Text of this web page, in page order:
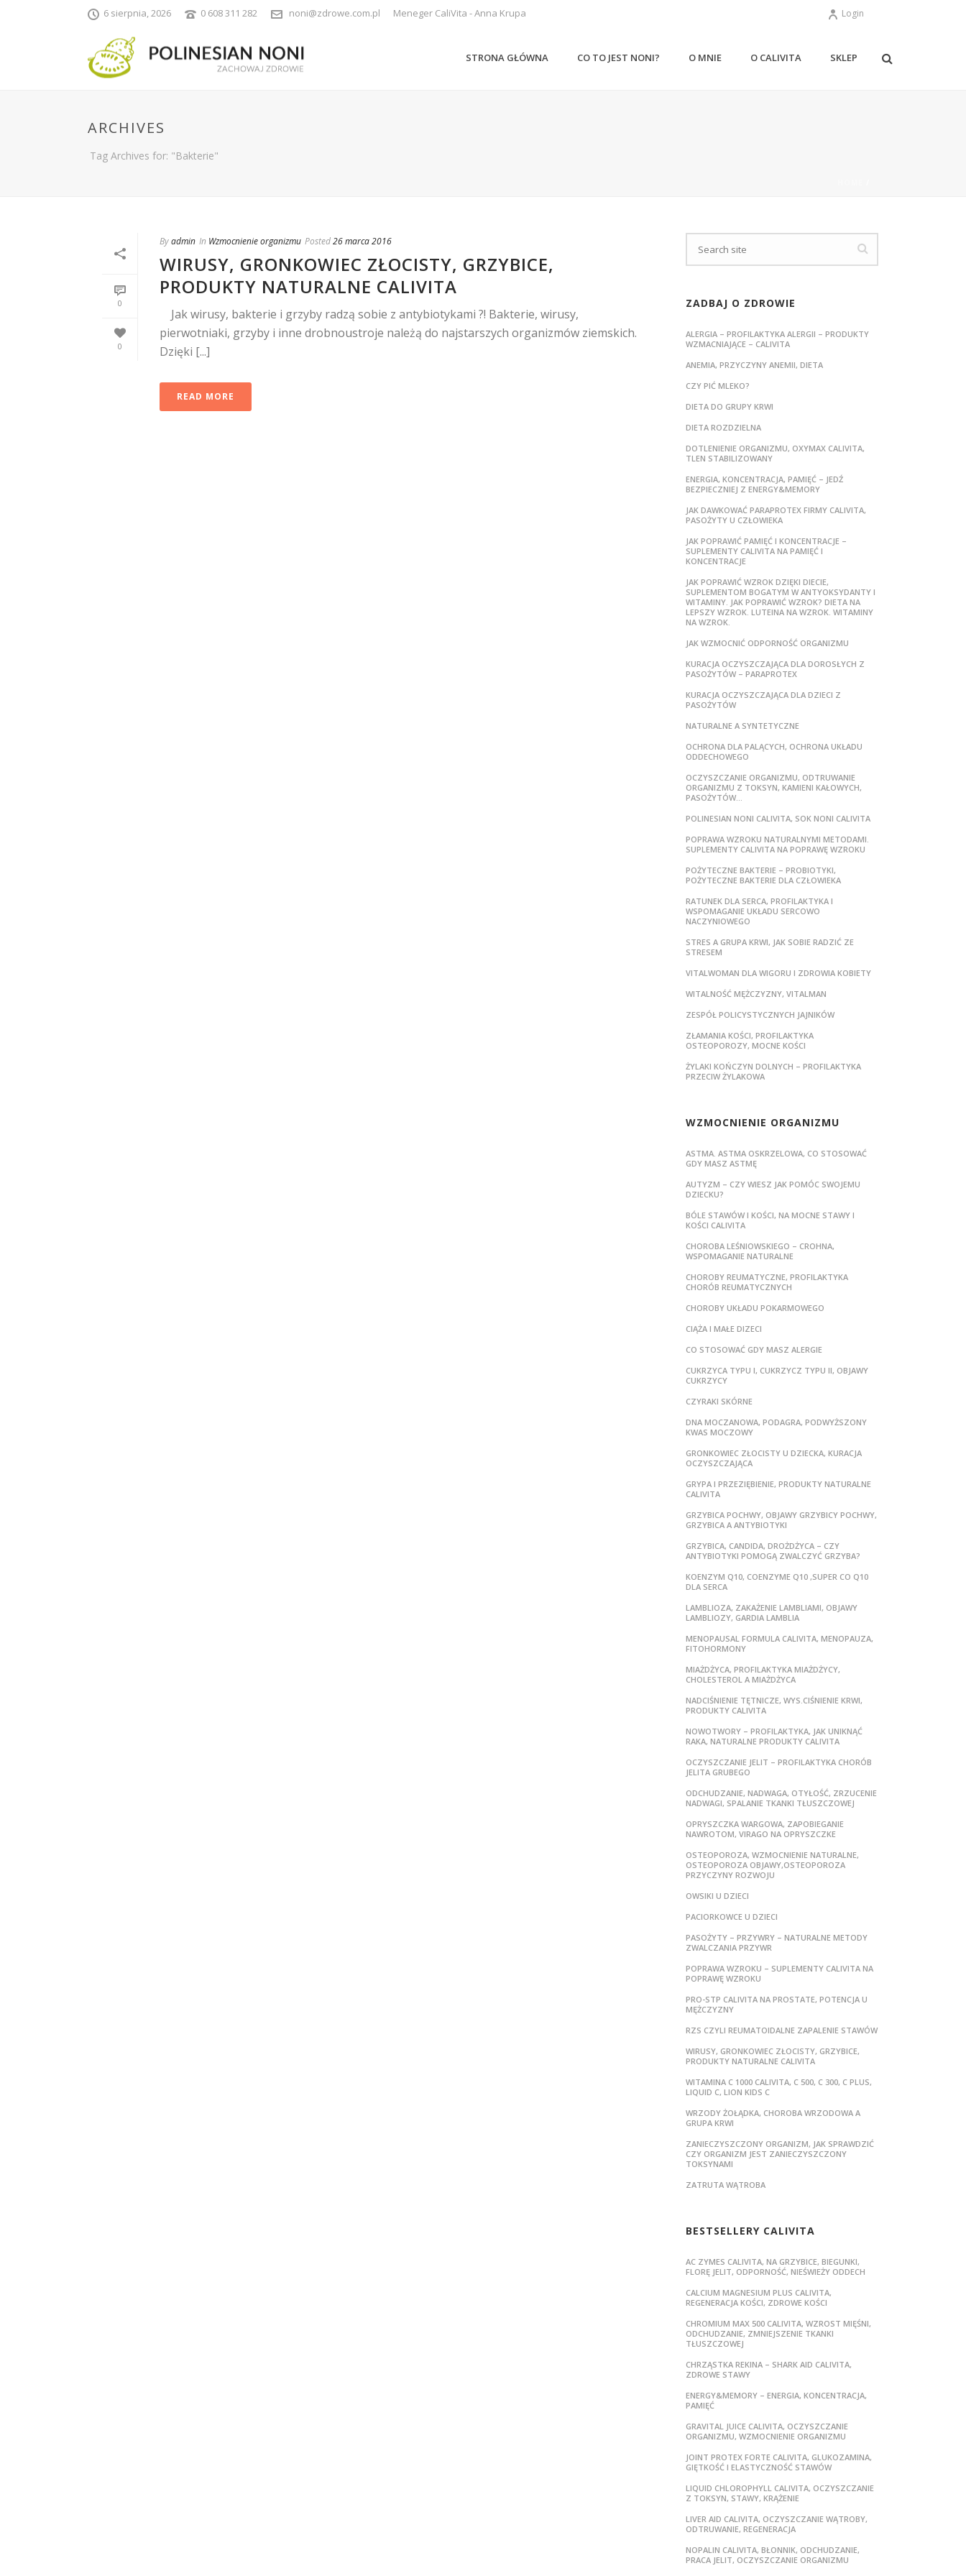
6 sierpnia, 2026 0 608 311 282 noni@zdrowe.com.pl Meneger CaliVita - Anna Krupa Login
STRONA GŁÓWNA CO TO JEST NONI? O MNIE O CALIVITA SKLEP
ARCHIVES
Tag Archives for: "Bakterie"
0
0
Byadmin In Wzmocnienie organizmu Posted26 marca 2016
WIRUSY, GRONKOWIEC ZŁOCISTY, GRZYBICE,
PRODUKTY NATURALNE CALIVITA
Jak wirusy, bakterie i grzyby radzą sobie z antybiotykami ?! Bakterie, wirusy,
pierwotniaki, grzyby i inne drobnoustroje należą do najstarszych organizmów ziemskich.
Dzięki [...]
READ MORE
ZADBAJ O ZDROWIE
ALERGIA – PROFILAKTYKA ALERGII – PRODUKTY
WZMACNIAJĄCE – CALIVITA
ANEMIA, PRZYCZYNY ANEMII, DIETA
CZY PIĆ MLEKO?
DIETA DO GRUPY KRWI
DIETA ROZDZIELNA
DOTLENIENIE ORGANIZMU, OXYMAX CALIVITA,
TLEN STABILIZOWANY
ENERGIA, KONCENTRACJA, PAMIĘĆ – JEDŹ
BEZPIECZNIEJ Z ENERGY&MEMORY
JAK DAWKOWAĆ PARAPROTEX FIRMY CALIVITA,
PASOŻYTY U CZŁOWIEKA
JAK POPRAWIĆ PAMIĘĆ I KONCENTRACJE –
SUPLEMENTY CALIVITA NA PAMIĘĆ I
KONCENTRACJE
JAK POPRAWIĆ WZROK DZIĘKI DIECIE,
SUPLEMENTOM BOGATYM W ANTYOKSYDANTY I
WITAMINY. JAK POPRAWIĆ WZROK? DIETA NA
LEPSZY WZROK. LUTEINA NA WZROK. WITAMINY
NA WZROK.
JAK WZMOCNIĆ ODPORNOŚĆ ORGANIZMU
KURACJA OCZYSZCZAJĄCA DLA DOROSŁYCH Z
PASOŻYTÓW – PARAPROTEX
KURACJA OCZYSZCZAJĄCA DLA DZIECI Z
PASOŻYTÓW
NATURALNE A SYNTETYCZNE
OCHRONA DLA PALĄCYCH, OCHRONA UKŁADU
ODDECHOWEGO
OCZYSZCZANIE ORGANIZMU, ODTRUWANIE
ORGANIZMU Z TOKSYN, KAMIENI KAŁOWYCH,
PASOŻYTÓW…
POLINESIAN NONI CALIVITA, SOK NONI CALIVITA
POPRAWA WZROKU NATURALNYMI METODAMI.
SUPLEMENTY CALIVITA NA POPRAWĘ WZROKU
POŻYTECZNE BAKTERIE – PROBIOTYKI,
POŻYTECZNE BAKTERIE DLA CZŁOWIEKA
RATUNEK DLA SERCA, PROFILAKTYKA I
WSPOMAGANIE UKŁADU SERCOWO
NACZYNIOWEGO
STRES A GRUPA KRWI, JAK SOBIE RADZIĆ ZE
STRESEM
VITALWOMAN DLA WIGORU I ZDROWIA KOBIETY
WITALNOŚĆ MĘŻCZYZNY, VITALMAN
ZESPÓŁ POLICYSTYCZNYCH JAJNIKÓW
ZŁAMANIA KOŚCI, PROFILAKTYKA
OSTEOPOROZY, MOCNE KOŚCI
ŻYLAKI KOŃCZYN DOLNYCH – PROFILAKTYKA
PRZECIW ŻYLAKOWA
WZMOCNIENIE ORGANIZMU
ASTMA. ASTMA OSKRZELOWA, CO STOSOWAĆ
GDY MASZ ASTMĘ
AUTYZM – CZY WIESZ JAK POMÓC SWOJEMU
DZIECKU?
BÓLE STAWÓW I KOŚCI, NA MOCNE STAWY I
KOŚCI CALIVITA
CHOROBA LEŚNIOWSKIEGO – CROHNA,
WSPOMAGANIE NATURALNE
CHOROBY REUMATYCZNE, PROFILAKTYKA
CHORÓB REUMATYCZNYCH
CHOROBY UKŁADU POKARMOWEGO
CIĄŻA I MAŁE DIZECI
CO STOSOWAĆ GDY MASZ ALERGIE
CUKRZYCA TYPU I, CUKRZYCZ TYPU II, OBJAWY
CUKRZYCY
CZYRAKI SKÓRNE
DNA MOCZANOWA, PODAGRA, PODWYŻSZONY
KWAS MOCZOWY
GRONKOWIEC ZŁOCISTY U DZIECKA, KURACJA
OCZYSZCZAJĄCA
GRYPA I PRZEZIĘBIENIE, PRODUKTY NATURALNE
CALIVITA
GRZYBICA POCHWY, OBJAWY GRZYBICY POCHWY,
GRZYBICA A ANTYBIOTYKI
GRZYBICA, CANDIDA, DROŻDŻYCA – CZY
ANTYBIOTYKI POMOGĄ ZWALCZYĆ GRZYBA?
KOENZYM Q10, COENZYME Q10 ,SUPER CO Q10
DLA SERCA
LAMBLIOZA, ZAKAŻENIE LAMBLIAMI, OBJAWY
LAMBLIOZY, GARDIA LAMBLIA
MENOPAUSAL FORMULA CALIVITA, MENOPAUZA,
FITOHORMONY
MIAŻDŻYCA, PROFILAKTYKA MIAŻDŻYCY,
CHOLESTEROL A MIAŻDŻYCA
NADCIŚNIENIE TĘTNICZE, WYS.CIŚNIENIE KRWI,
PRODUKTY CALIVITA
NOWOTWORY – PROFILAKTYKA, JAK UNIKNĄĆ
RAKA, NATURALNE PRODUKTY CALIVITA
OCZYSZCZANIE JELIT – PROFILAKTYKA CHORÓB
JELITA GRUBEGO
ODCHUDZANIE, NADWAGA, OTYŁOŚĆ, ZRZUCENIE
NADWAGI, SPALANIE TKANKI TŁUSZCZOWEJ
OPRYSZCZKA WARGOWA, ZAPOBIEGANIE
NAWROTOM, VIRAGO NA OPRYSZCZKE
OSTEOPOROZA, WZMOCNIENIE NATURALNE,
OSTEOPOROZA OBJAWY,OSTEOPOROZA
PRZYCZYNY ROZWOJU
OWSIKI U DZIECI
PACIORKOWCE U DZIECI
PASOŻYTY – PRZYWRY – NATURALNE METODY
ZWALCZANIA PRZYWR
POPRAWA WZROKU – SUPLEMENTY CALIVITA NA
POPRAWĘ WZROKU
PRO-STP CALIVITA NA PROSTATE, POTENCJA U
MĘŻCZYZNY
RZS CZYLI REUMATOIDALNE ZAPALENIE STAWÓW
WIRUSY, GRONKOWIEC ZŁOCISTY, GRZYBICE,
PRODUKTY NATURALNE CALIVITA
WITAMINA C 1000 CALIVITA, C 500, C 300, C PLUS,
LIQUID C, LION KIDS C
WRZODY ŻOŁĄDKA, CHOROBA WRZODOWA A
GRUPA KRWI
ZANIECZYSZCZONY ORGANIZM, JAK SPRAWDZIĆ
CZY ORGANIZM JEST ZANIECZYSZCZONY
TOKSYNAMI
ZATRUTA WĄTROBA
BESTSELLERY CALIVITA
AC ZYMES CALIVITA, NA GRZYBICE, BIEGUNKI,
FLORĘ JELIT, ODPORNOŚĆ, NIEŚWIEŻY ODDECH
CALCIUM MAGNESIUM PLUS CALIVITA,
REGENERACJA KOŚCI, ZDROWE KOŚCI
CHROMIUM MAX 500 CALIVITA, WZROST MIĘŚNI,
ODCHUDZANIE, ZMNIEJSZENIE TKANKI
TŁUSZCZOWEJ
CHRZĄSTKA REKINA – SHARK AID CALIVITA,
ZDROWE STAWY
ENERGY&MEMORY – ENERGIA, KONCENTRACJA,
PAMIĘĆ
GRAVITAL JUICE CALIVITA, OCZYSZCZANIE
ORGANIZMU, WZMOCNIENIE ORGANIZMU
JOINT PROTEX FORTE CALIVITA, GLUKOZAMINA,
GIĘTKOŚĆ I ELASTYCZNOŚĆ STAWÓW
LIQUID CHLOROPHYLL CALIVITA, OCZYSZCZANIE
Z TOKSYN, STAWY, KRĄŻENIE
LIVER AID CALIVITA, OCZYSZCZANIE WĄTROBY,
ODTRUWANIE, REGENERACJA
NOPALIN CALIVITA, BŁONNIK, ODCHUDZANIE,
PRACA JELIT, OCZYSZCZANIE ORGANIZMU